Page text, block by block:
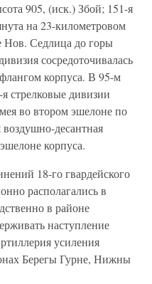
905, (иск.) Збой; 151-я
на 23-километровом
Нов. Седлица до горы
сосредоточивалась
корпуса. В 95-м
стрелковые дивизии
во втором эшелоне по
десантная
корпуса.
18-го гвардейского
располагались в
в районе
наступление
усиления
Берегы Гурне, Нижны